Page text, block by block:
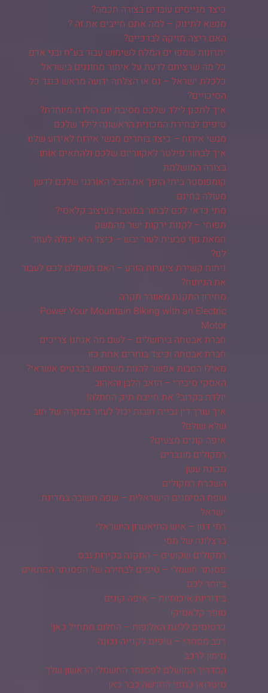
כיצד מגייסים עובדים בצורה חכמה?
מנשא לתינוק – למה אתם חייבים את זה ?
האם ריצה מזיקה לברכיים?
יתרונות שמפו ים המלח לשימוש עבור בע"ח ובני אדם
כל מה שרציתם לדעת על איתור מחוננים בישראל
כלכלת ישראל – נס או הצלחה ידועה מראש כנגד כל
הסיכויים?
איך לתכנן לילד שלכם מסיבת יום הולדת מיוחדת?
טיפים לבחירת המכונית הראשונה לילד שלכם
מגשי אירוח – כיצד בוחרים מגשי אירוח לאירוע שלנו
איך לבחור פילטר לאקווריום שלכם ולהתאים אותו
בצורה המושלמת
קומפוסטר ביתי הופך את הזבל האורגני שלכם לדשן
מעולה בחינם
מתי כדאי לכם לבחור במטבח בעיצוב קלאסי?
תפוחי – לקנות ירקות ישר מהמשק
חמאת גוף טבעית לעור יבש – כיצד היא יכולה לעזור
לנו?
ניתוח קשירת צינורות הזרע – האם משתלם לכם לעבור
את הניתוח?
מחירון התקנת מאוורר תקרה
Power Your Mountain Biking with an Electric
Motor
חברת אבטחה בירושלים – לשם מה אנחנו צריכים
חברת אבטחה וכיצד בוחרים אחת כזו
מאילו הטבות אפשר להנות משימוש בכרטיס אשראי?
האסקי סיבירי – הזאב הלבן והאהוב
יולדת בקרוב? את חייבת תיק החתלה!
איך עורך דין גביית חובות יכול לעזור במקרה של חוב
שלא שולם?
איפה קונים מצעים?
רמקולים מוגברים
מכונת עשן
השכרת רמקולים
שפת הסימנים הישראלית – שפה חשובה במדינת
ישראל
רמי דנון – איש התיאטרון הישראלי
ברצלונה של מסי
רמקולים שקועים – התקנה בקירות גבס
פסנתר חשמלי – טיפים לבחירה של הפסנתר המתאים
ביותר לכם
בידוריות איכותיות – איפה קונים
סופר קלאסיקו
כרטיסים לליגת האלופות – החלום מתחיל כאן!
רכב מסחרי – טיפים לקנייה נכונה
מימון לרכב
המדריך המושלם לפסנתר החשמלי הראשון שלך
סיטרואן ג'מפי החדשה כבר כאן